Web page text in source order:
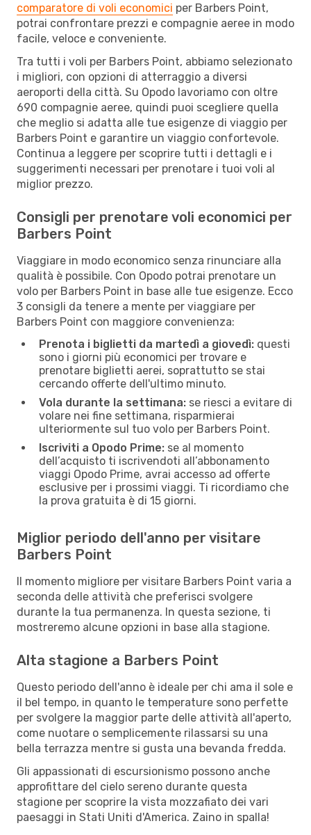
comparatore di voli economici per Barbers Point,
potrai confrontare prezzi e compagnie aeree in modo
facile, veloce e conveniente.
Tra tutti i voli per Barbers Point, abbiamo selezionato
i migliori, con opzioni di atterraggio a diversi
aeroporti della città. Su Opodo lavoriamo con oltre
690 compagnie aeree, quindi puoi scegliere quella
che meglio si adatta alle tue esigenze di viaggio per
Barbers Point e garantire un viaggio confortevole.
Continua a leggere per scoprire tutti i dettagli e i
suggerimenti necessari per prenotare i tuoi voli al
miglior prezzo.
Consigli per prenotare voli economici per
Barbers Point
Viaggiare in modo economico senza rinunciare alla
qualità è possibile. Con Opodo potrai prenotare un
volo per Barbers Point in base alle tue esigenze. Ecco
3 consigli da tenere a mente per viaggiare per
Barbers Point con maggiore convenienza:
Prenota i biglietti da martedì a giovedì: questi
sono i giorni più economici per trovare e
prenotare biglietti aerei, soprattutto se stai
cercando offerte dell'ultimo minuto.
Vola durante la settimana: se riesci a evitare di
volare nei fine settimana, risparmierai
ulteriormente sul tuo volo per Barbers Point.
Iscriviti a Opodo Prime: se al momento
dell’acquisto ti iscrivendoti all’abbonamento
viaggi Opodo Prime, avrai accesso ad offerte
esclusive per i prossimi viaggi. Ti ricordiamo che
la prova gratuita è di 15 giorni.
Miglior periodo dell'anno per visitare
Barbers Point
Il momento migliore per visitare Barbers Point varia a
seconda delle attività che preferisci svolgere
durante la tua permanenza. In questa sezione, ti
mostreremo alcune opzioni in base alla stagione.
Alta stagione a Barbers Point
Questo periodo dell'anno è ideale per chi ama il sole e
il bel tempo, in quanto le temperature sono perfette
per svolgere la maggior parte delle attività all'aperto,
come nuotare o semplicemente rilassarsi su una
bella terrazza mentre si gusta una bevanda fredda.
Gli appassionati di escursionismo possono anche
approfittare del cielo sereno durante questa
stagione per scoprire la vista mozzafiato dei vari
paesaggi in Stati Uniti d'America. Zaino in spalla!